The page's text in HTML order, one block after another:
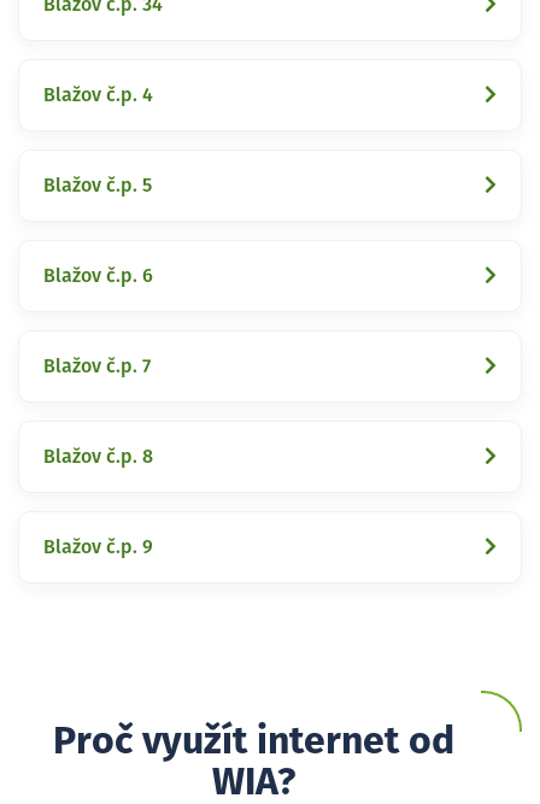
Blažov č.p. 34
Blažov č.p. 4
Blažov č.p. 5
Blažov č.p. 6
Blažov č.p. 7
Blažov č.p. 8
Blažov č.p. 9
Proč využít internet od
WIA?